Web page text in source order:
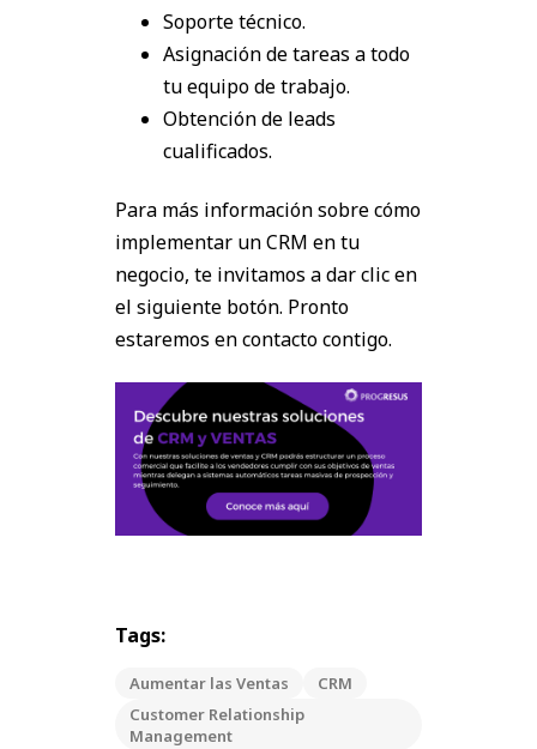
Soporte técnico.
Asignación de tareas a todo
tu equipo de trabajo.
Obtención de leads
cualificados.
Para más información sobre cómo
implementar un CRM en tu
negocio, te invitamos a dar clic en
el siguiente botón. Pronto
estaremos en contacto contigo.
Tags:
Aumentar las Ventas
CRM
Customer Relationship
Management